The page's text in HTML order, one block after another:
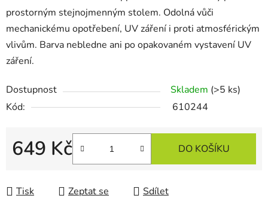
prostorným stejnojmenným stolem. Odolná vůči
mechanickému opotřebení, UV záření i proti atmosférickým
vlivům. Barva nebledne ani po opakovaném vystavení UV
záření.
Dostupnost Skladem (>5 ks)
Kód:
610244
649 Kč DO KOŠÍKU
Tisk Zeptat se Sdílet